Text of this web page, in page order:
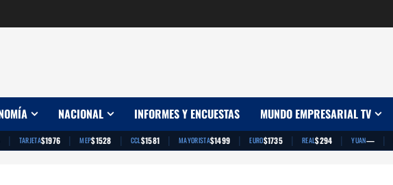
NACIONAL INFORMES Y ENCUESTAS MUNDO EMPRESARIAL TV
| TARJETA$1976 | MEP$1528 | CCL$1581 | MAYORISTA$1499 | EURO$1735 | REAL$294 | YUAN— |